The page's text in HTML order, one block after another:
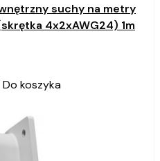
suchy na metry
4x2xAWG24) 1m
Do koszyka